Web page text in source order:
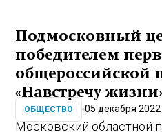
Подмосковный
победителем
общероссийской
«Навстречу
ОБЩЕСТВО 05 декабря
Московский областной